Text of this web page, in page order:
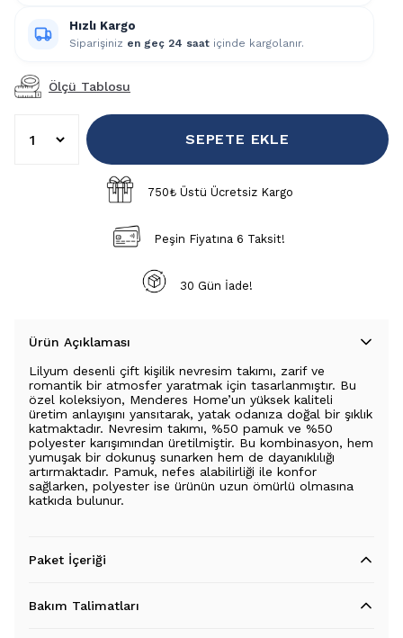
Hızlı Kargo
Siparişiniz en geç 24 saat içinde kargolanır.
Ölçü Tablosu
SEPETE EKLE
750₺ Üstü Ücretsiz Kargo
Peşin Fiyatına 6 Taksit!
30 Gün İade!
Ürün Açıklaması
Lilyum desenli çift kişilik nevresim takımı, zarif ve
romantik bir atmosfer yaratmak için tasarlanmıştır. Bu
özel koleksiyon, Menderes Home’un yüksek kaliteli
üretim anlayışını yansıtarak, yatak odanıza doğal bir şıklık
katmaktadır. Nevresim takımı, %50 pamuk ve %50
polyester karışımından üretilmiştir. Bu kombinasyon, hem
yumuşak bir dokunuş sunarken hem de dayanıklılığı
artırmaktadır. Pamuk, nefes alabilirliği ile konfor
sağlarken, polyester ise ürünün uzun ömürlü olmasına
katkıda bulunur.
Paket İçeriği
Bakım Talimatları